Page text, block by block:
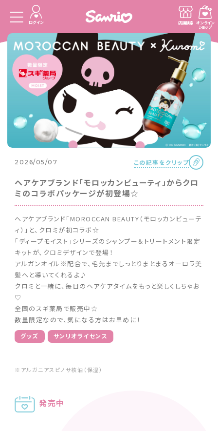
ログイン 店舗検索 オンライン
ショップ
2026/05/07 この記事をクリップ
ヘアケアブランド「モロッカンビューティ」からクロ
ミのコラボパッケージが初登場☆
ヘアケアブランド「MOROCCAN BEAUTY（モロッカンビューテ
ィ）」と、クロミが初コラボ☆
「ディープモイスト」シリーズのシャンプー＆トリートメント限定
キットが、クロミデザインで登場！
アルガンオイル※配合で、毛先までしっとりまとまるオーロラ美
髪へと導いてくれるよ♪
クロミと一緒に、毎日のヘアケアタイムをもっと楽しくしちゃお
♡
全国のスギ薬局で販売中☆
数量限定なので、気になる方はお早めに！
グッズ サンリオライセンス
※アルガニアスピノサ核油（保湿）
発売中